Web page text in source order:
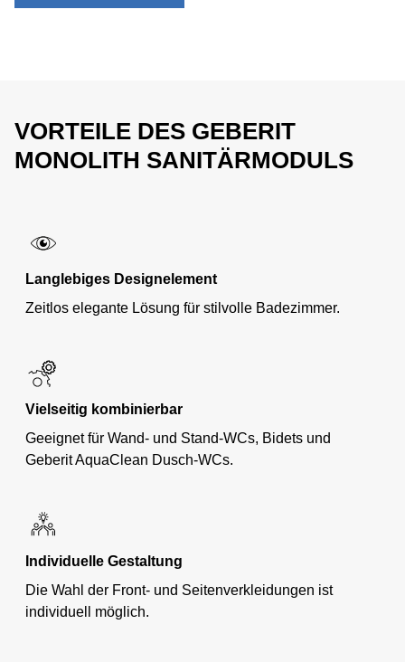
VORTEILE DES GEBERIT
MONOLITH SANITÄRMODULS
Langlebiges Designelement
Zeitlos elegante Lösung für stilvolle Badezimmer.
Vielseitig kombinierbar
Geeignet für Wand- und Stand-WCs, Bidets und
Geberit AquaClean Dusch-WCs.
Individuelle Gestaltung
Die Wahl der Front- und Seitenverkleidungen ist
individuell möglich.